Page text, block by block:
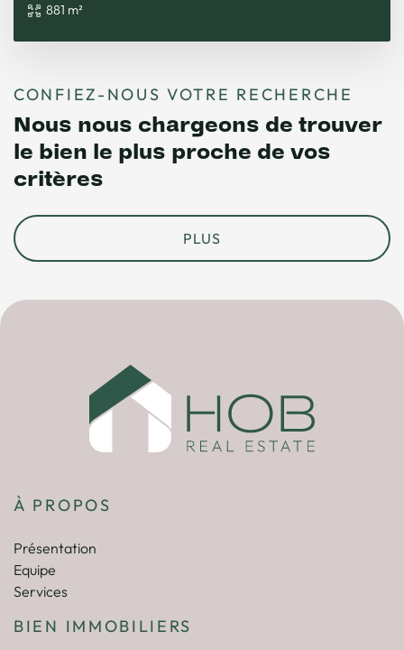
881 m²
CONFIEZ-NOUS VOTRE RECHERCHE
Nous nous chargeons de trouver
le bien le plus proche de vos
critères
PLUS
À PROPOS
Présentation
Equipe
Services
BIEN IMMOBILIERS